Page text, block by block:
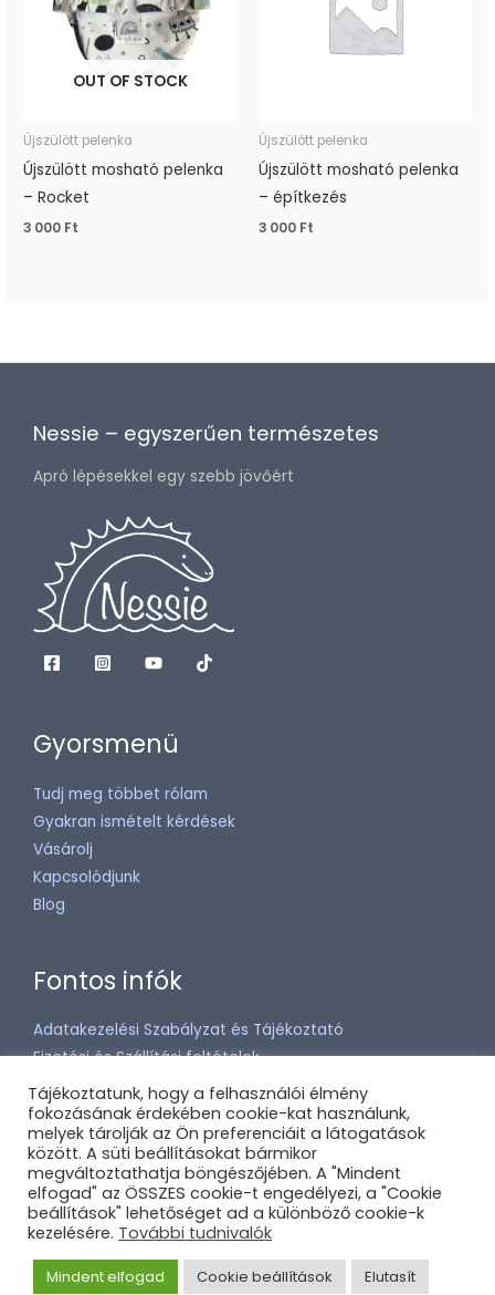
OUT OF STOCK
Újszülött pelenka
Újszülött mosható pelenka
– Rocket
3 000 Ft
Újszülött pelenka
Újszülött mosható pelenka
– építkezés
3 000 Ft
Nessie – egyszerűen természetes
Apró lépésekkel egy szebb jövőért
Gyorsmenü
Tudj meg többet rólam
Gyakran ismételt kérdések
Vásárolj
Kapcsolódjunk
Blog
Fontos infók
Adatakezelési Szabályzat és Tájékoztató
Fizetési és Szállítási feltételek
Általános Szerződési Feltételek (ÁSZF)
Média
Copyright © 2026 Nessie
Tájékoztatunk, hogy a felhasználói élmény
fokozásának érdekében cookie-kat használunk,
melyek tárolják az Ön preferenciáit a látogatások
között. A süti beállításokat bármikor
megváltoztathatja böngészőjében. A "Mindent
elfogad" az ÖSSZES cookie-t engedélyezi, a "Cookie
beállítások" lehetőséget ad a különböző cookie-k
kezelésére. További tudnivalók
Mindent elfogad Cookie beállítások Elutasít